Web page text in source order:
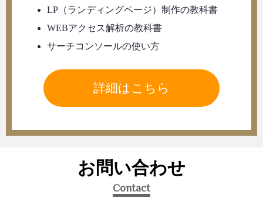
LP（ランディングページ）制作の教科書
WEBアクセス解析の教科書
サーチコンソールの使い方
詳細はこちら
お問い合わせ
Contact